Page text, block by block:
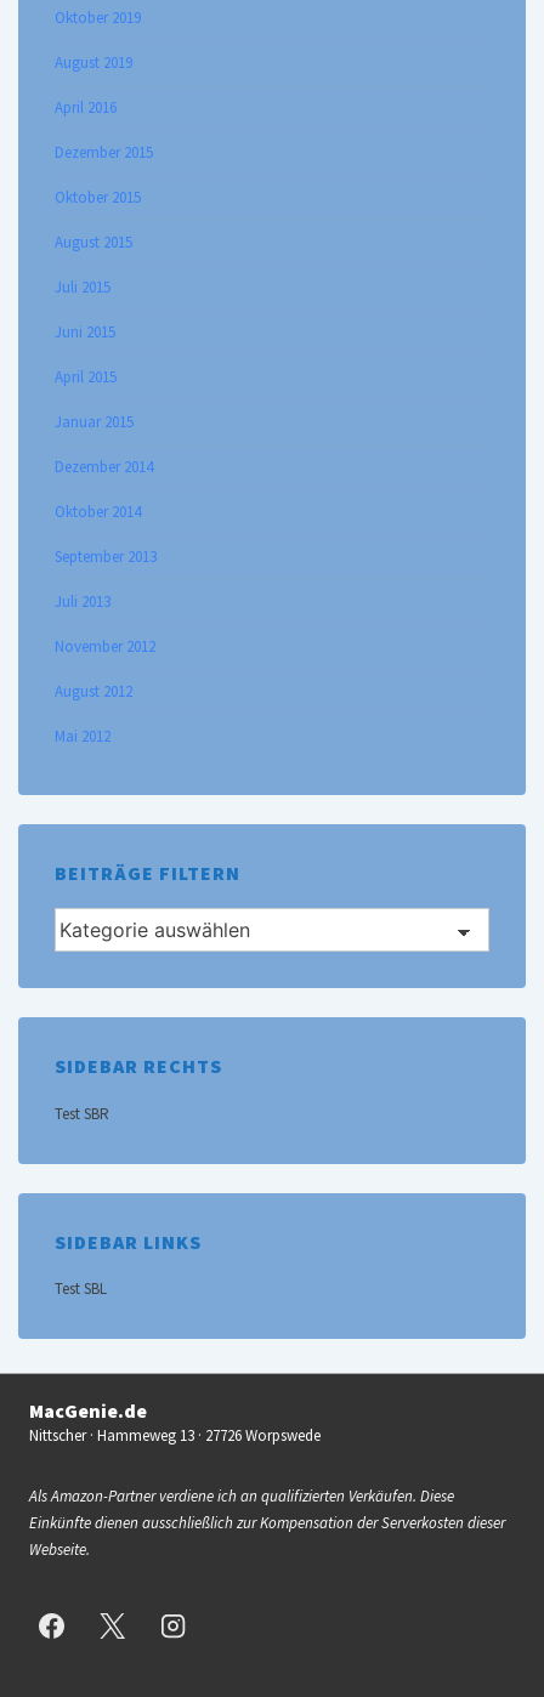
Oktober 2019
August 2019
April 2016
Dezember 2015
Oktober 2015
August 2015
Juli 2015
Juni 2015
April 2015
Januar 2015
Dezember 2014
Oktober 2014
September 2013
Juli 2013
November 2012
August 2012
Mai 2012
BEITRÄGE FILTERN
Beiträge
filtern
SIDEBAR RECHTS
Test SBR
SIDEBAR LINKS
Test SBL
MacGenie.de
Nittscher · Hammeweg 13 · 27726 Worpswede
Als Amazon-Partner verdiene ich an qualifizierten Verkäufen. Diese
Einkünfte dienen ausschließlich zur Kompensation der Serverkosten dieser
Webseite.